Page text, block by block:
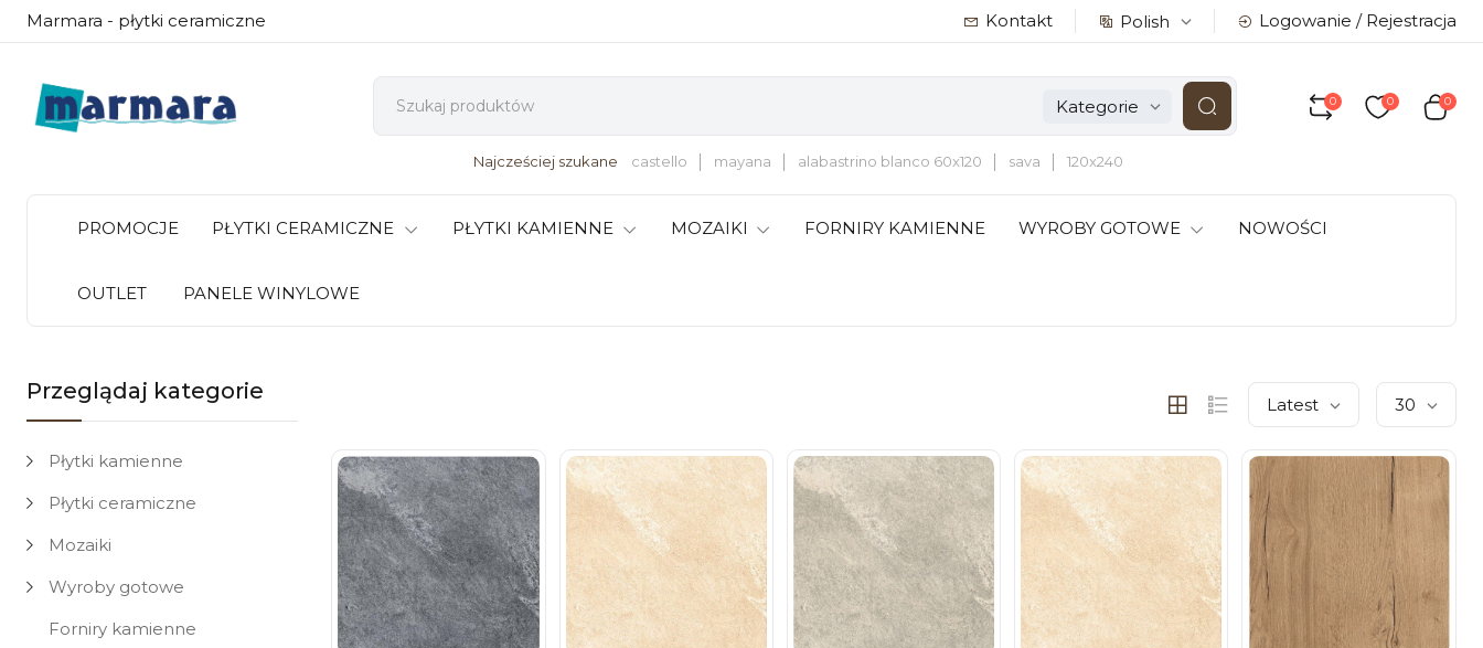
Marmara - płytki ceramiczne Kontakt Polish Logowanie / Rejestracja
Kategorie
Najcześciej szukane castello mayana alabastrino blanco 60x120 sava 120x240
0 0 0
PROMOCJE PŁYTKI CERAMICZNE PŁYTKI KAMIENNE MOZAIKI FORNIRY KAMIENNE WYROBY GOTOWE NOWOŚCI
OUTLET PANELE WINYLOWE
Przeglądaj kategorie
Płytki kamienne
Płytki ceramiczne
Mozaiki
Wyroby gotowe
Forniry kamienne
Latest 30